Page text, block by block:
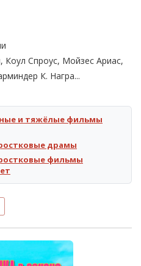
Коул Спроус, Мойзес Ариас,
К. Награ...
и тяжёлые фильмы
драмы
фильмы